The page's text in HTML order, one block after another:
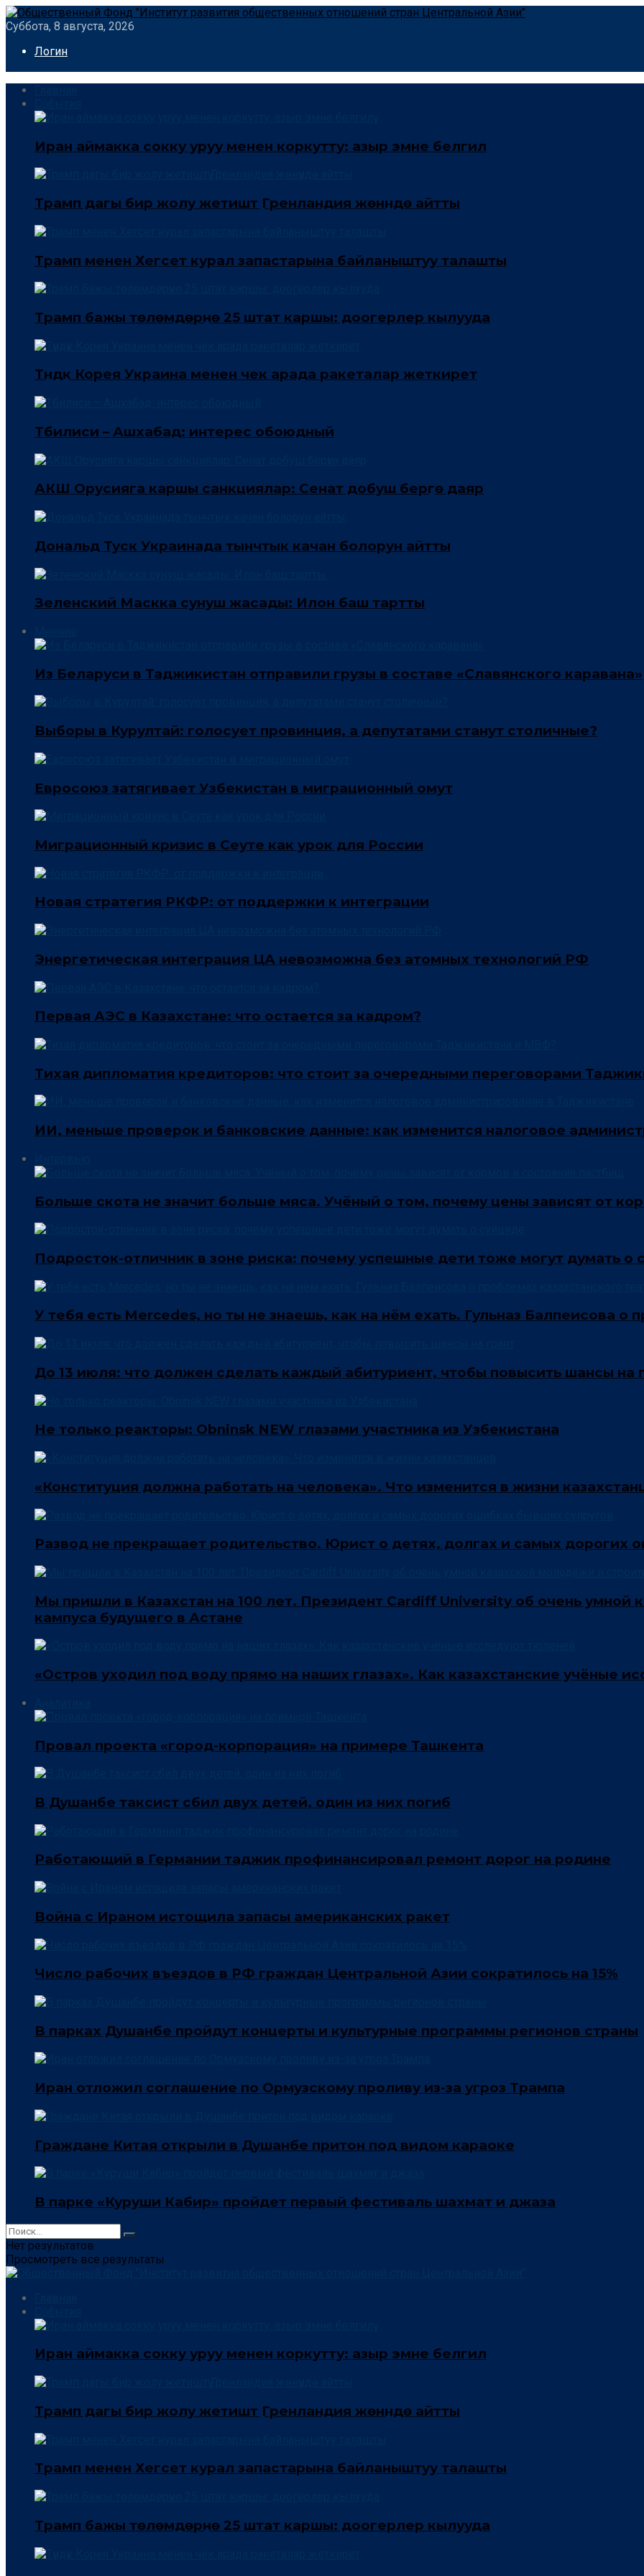
Суббота, 8 августа, 2026
Логин
Иран аймакка сокку уруу менен коркутту: азыр эмне белгилүү
Трамп дагы бир жолу жетиштүү Гренландия жөнүндө айтты
Трамп менен Хегсет курал запастарына байланыштуу талашты
Трамп бажы төлөмдөрүнө 25 штат каршы: доогерлер кылууда
Түндүк Корея Украина менен чек арада ракеталар жеткирет
Тбилиси – Ашхабад: интерес обоюдный
АКШ Орусияга каршы санкциялар: Сенат добуш берүүгө даяр
Дональд Туск Украинада тынчтык качан болорун айтты
Зеленский Маскка сунуш жасады: Илон баш тартты
Из Беларуси в Таджикистан отправили грузы в составе «Славянского каравана»
Выборы в Курултай: голосует провинция, а депутатами станут столичные?
Евросоюз затягивает Узбекистан в миграционный омут
Миграционный кризис в Сеуте как урок для России
Новая стратегия РКФР: от поддержки к интеграции
Энергетическая интеграция ЦА невозможна без атомных технологий РФ
Первая АЭС в Казахстане: что остается за кадром?
Тихая дипломатия кредиторов: что стоит за очередными переговорами
ИИ, меньше проверок и банковские данные: как изменится налоговое
Больше скота не значит больше мяса. Учёный о том, почему цены зависят от
Подросток-отличник в зоне риска: почему успешные дети тоже могут думать о
У тебя есть Mercedes, но ты не знаешь, как на нём ехать. Гульназ Балпеисова о
До 13 июля: что должен сделать каждый абитуриент, чтобы повысить шансы на
Не только реакторы: Obninsk NEW глазами участника из Узбекистана
«Конституция должна работать на человека». Что изменится в жизни
Развод не прекращает родительство. Юрист о детях, долгах и самых дорогих
Мы пришли в Казахстан на 100 лет. Президент Cardiff University об очень умной
кампуса будущего в Астане
«Остров уходил под воду прямо на наших глазах». Как казахстанские учёные
Провал проекта «город-корпорация» на примере Ташкента
В Душанбе таксист сбил двух детей, один из них погиб
Работающий в Германии таджик профинансировал ремонт дорог на родине
Война с Ираном истощила запасы американских ракет
Число рабочих въездов в РФ граждан Центральной Азии сократилось на 15%
В парках Душанбе пройдут концерты и культурные программы регионов страны
Иран отложил соглашение по Ормузскому проливу из-за угроз Трампа
Граждане Китая открыли в Душанбе притон под видом караоке
В парке «Куруши Кабир» пройдет первый фестиваль шахмат и джаза
Нет результатов
Просмотреть все результаты
Иран аймакка сокку уруу менен коркутту: азыр эмне белгилүү
Трамп дагы бир жолу жетиштүү Гренландия жөнүндө айтты
Трамп менен Хегсет курал запастарына байланыштуу талашты
Трамп бажы төлөмдөрүнө 25 штат каршы: доогерлер кылууда